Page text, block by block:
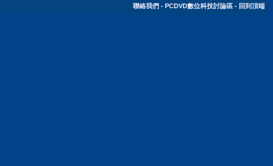
聯絡我們 - PCDVD數位科技討論區 - 回到頂端